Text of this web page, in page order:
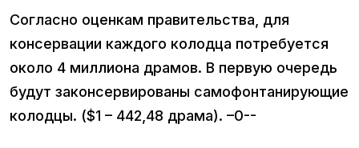
Согласно оценкам правительства, для
консервации каждого колодца потребуется
около 4 миллиона драмов. В первую очередь
будут законсервированы самофонтанирующие
колодцы. ($1 – 442,48 драма). –0--